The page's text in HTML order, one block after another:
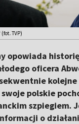
TVP)
opowiada
oficera
polskie
szpiegiem.
o